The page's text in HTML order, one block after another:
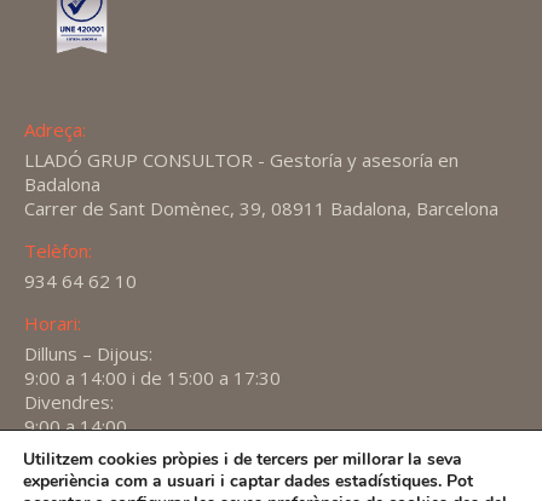
Adreça:
LLADÓ GRUP CONSULTOR - Gestoría y asesoría en
Badalona
Carrer de Sant Domènec, 39, 08911 Badalona, Barcelona
Telèfon:
934 64 62 10
Horari:
Dilluns – Dijous:
9:00 a 14:00 i de 15:00 a 17:30
Divendres:
9:00 a 14:00
Find us on:
X
YouTubeLinkedin
Utilitzem cookies pròpies i de tercers per millorar la seva
experiència com a usuari i captar dades estadístiques. Pot